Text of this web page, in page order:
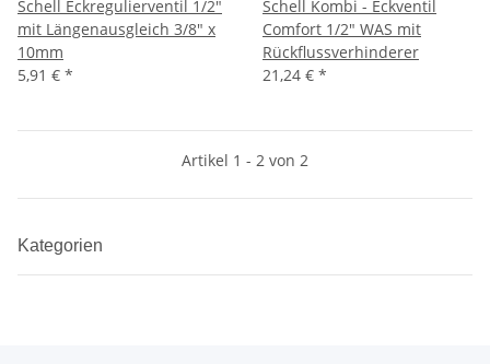
Schell Eckregulierventil 1/2"
mit Längenausgleich 3/8" x
10mm
5,91 € *
Schell Kombi - Eckventil
Comfort 1/2" WAS mit
Rückflussverhinderer
21,24 € *
Artikel 1 - 2 von 2
Kategorien